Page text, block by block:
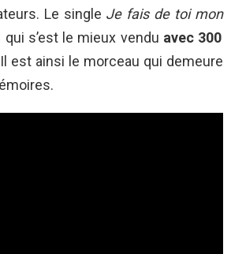
Le single Je fais de toi mon
s’est le mieux vendu avec 300
est ainsi le morceau qui demeure